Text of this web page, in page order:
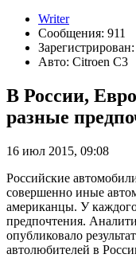
Writer
Сообщения: 911
Авто: Citroen C3
В России,
разные
16 июл 2015, 09:08
Российские
совершенно иные
американцы. У
предпочтения.
опубликовало
автолюбителей в